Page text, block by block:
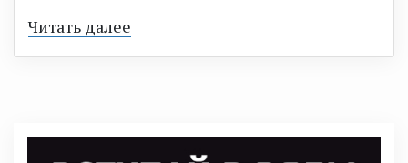
Читать далее